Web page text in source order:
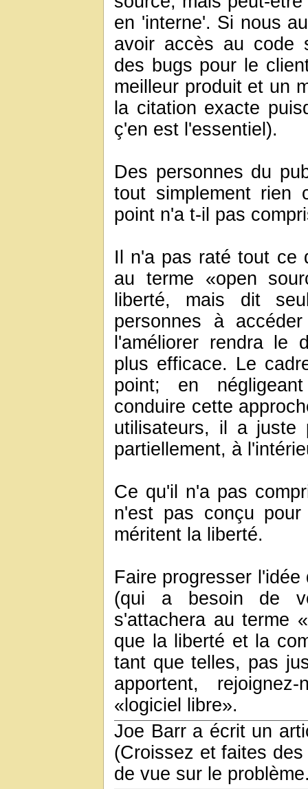
en 'interne'. Si nous
avoir accès au code
des bugs pour le
meilleur produit et un
la citation exacte
ç'en est l'essentiel).
Des personnes du
tout simplement rien
point n'a t-il pas
Il n'a pas raté tout ce
au terme «open
liberté, mais dit
personnes à
l'améliorer rendra le
plus efficace. Le
point; en
conduire cette
utilisateurs, il a juste
partiellement, à
Ce qu'il n'a pas
n'est pas conçu
méritent la liberté.
Faire progresser
(qui a besoin de
s'attachera au terme
que la liberté et la
tant que telles, pas
apportent,
«logiciel libre».
Joe Barr a écrit un
(Croissez et faites
de vue sur le